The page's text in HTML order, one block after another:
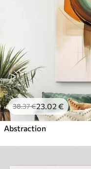
38.37€23.02 €
Abstraction